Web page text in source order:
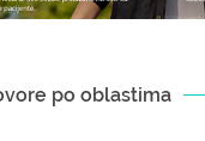
po oblastima